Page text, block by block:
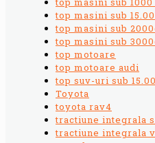
top masini sub
top masini sub
top masini sub
top motoare
top motoare audi
top suv-uri sub
Toyota
toyota rav4
tractiune integrala
tractiune integrala